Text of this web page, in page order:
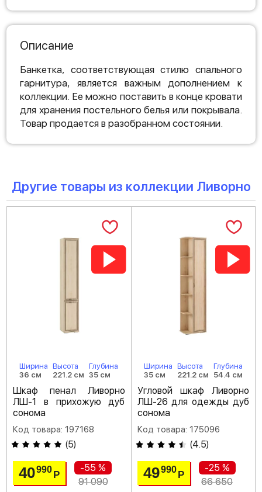
Описание
Банкетка, соответствующая стилю спального
гарнитура, является важным дополнением к
коллекции. Ее можно поставить в конце кровати
для хранения постельного белья или покрывала.
Товар продается в разобранном состоянии.
Другие товары из коллекции Ливорно
Ширина
36 см
Высота
221.2 см
Глубина
35 см
Шкаф пенал Ливорно
ЛШ-1 в прихожую дуб
сонома
Код товара: 197168
(5)
40990Р
-55 %
91 090
Ширина
35 см
Высота
221.2 см
Глубина
54.4 см
Угловой шкаф Ливорно
ЛШ-26 для одежды дуб
сонома
Код товара: 175096
(4.5)
49990 Р
-25 %
66 650